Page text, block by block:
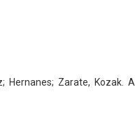
Hernanes; Zarate, Kozak. A